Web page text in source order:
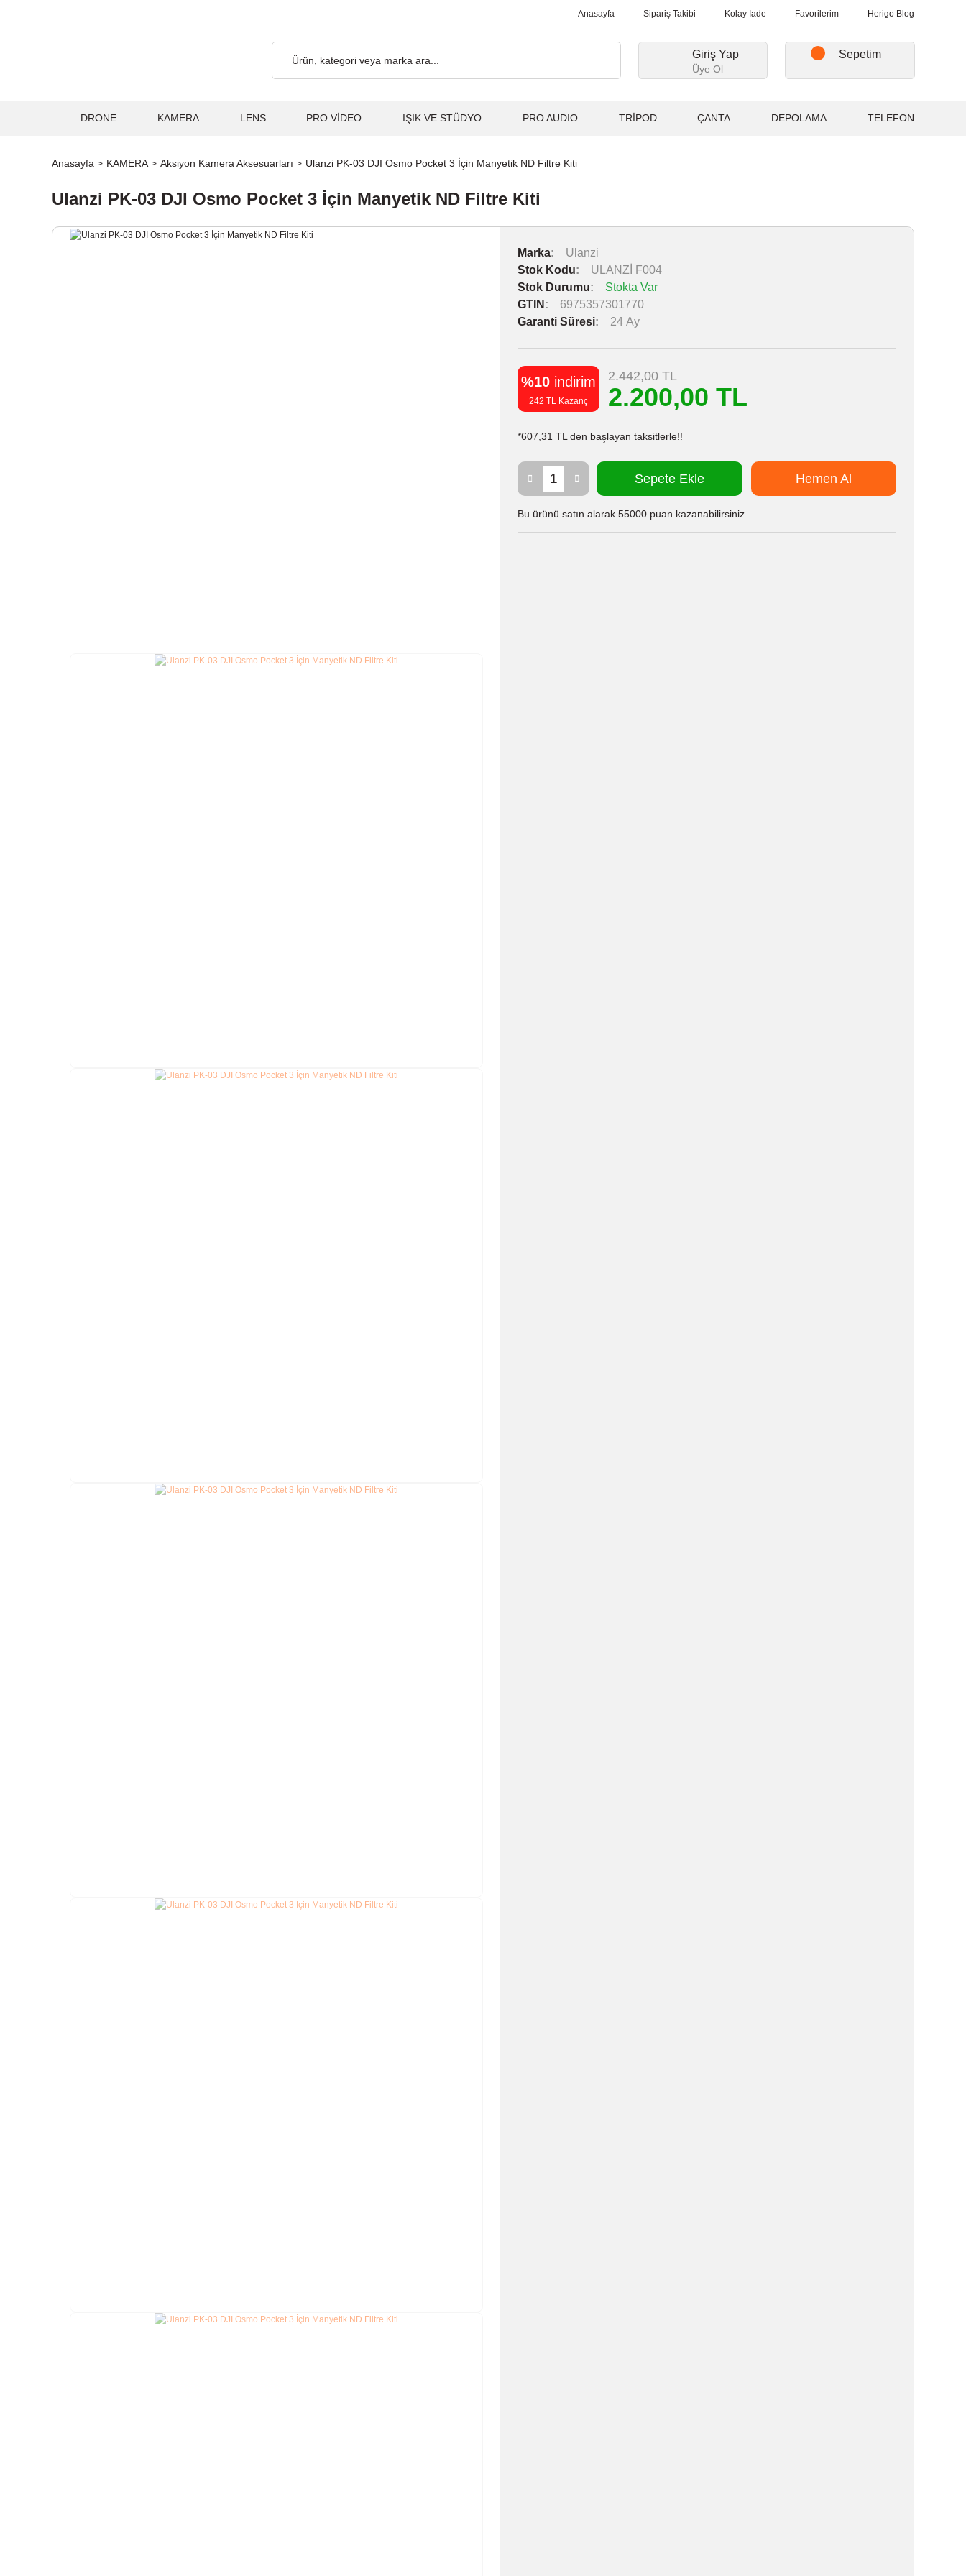
Anasayfa Sipariş Takibi Kolay İade Favorilerim Herigo Blog
Giriş Yap
Üye Ol
Sepetim
DRONE KAMERA LENS PRO VİDEO IŞIK VE STÜDYO PRO AUDIO TRİPOD ÇANTA DEPOLAMA TELEFON
Anasayfa KAMERA Aksiyon Kamera Aksesuarları Ulanzi PK-03 DJI Osmo Pocket 3 İçin Manyetik ND Filtre Kiti
Ulanzi PK-03 DJI Osmo Pocket 3 İçin Manyetik ND Filtre Kiti
Marka
Ulanzi
Stok Kodu
ULANZİ F004
Stok Durumu
Stokta Var
GTIN
6975357301770
Garanti Süresi
24 Ay
%10 indirim
242 TL Kazanç
2.442,00 TL
2.200,00 TL
*607,31 TL den başlayan taksitlerle!!
Sepete Ekle Hemen Al
Bu ürünü satın alarak 55000 puan kazanabilirsiniz.
2.000₺ ve Üzeri Alışverişlerde, Kargo Ücretsiz... 2.000₺ ve Üzeri Alışverişlerde, Kargo Ücretsiz... 2.000₺ ve Üzeri Alışverişlerde, Kargo Ücretsiz... 2.000₺ ve Üzeri Alışverişlerde,